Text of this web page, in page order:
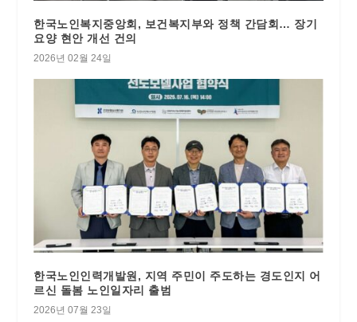
한국노인복지중앙회, 보건복지부와 정책 간담회… 장기
요양 현안 개선 건의
2026년 02월 24일
한국노인인력개발원, 지역 주민이 주도하는 경도인지 어
르신 돌봄 노인일자리 출범
2026년 07월 23일